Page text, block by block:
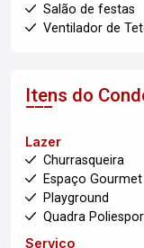
Salão de festas
Ventilador de
Itens do
Lazer
Churrasqueira
Espaço Gourmet
Playground
Quadra
Serviço